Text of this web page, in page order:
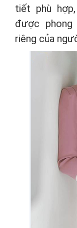
tiết phù
được
riêng của